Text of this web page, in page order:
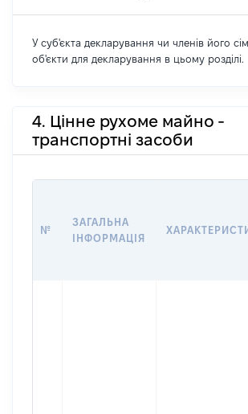
У суб'єкта декларування чи членів його
об'єкти для декларування в цьому розділі.
4. Цінне рухоме майно -
транспортні засоби
№
ЗАГАЛЬНА
ІНФОРМАЦІЯ